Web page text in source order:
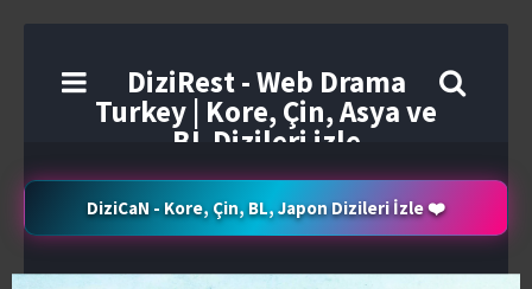
DiziRest - Web Drama
Turkey | Kore, Çin, Asya ve
BL Dizileri izle
DiziCaN - Kore, Çin, BL, Japon Dizileri İzle ❤️